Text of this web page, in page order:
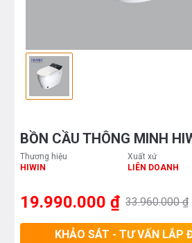
BỒN CẦU THÔNG MINH
Thương hiệu
HIWIN
Xuất xứ
LIÊN DOANH
19.990.000 ₫ 33.960.000 ₫
KHẢO SÁT - TƯ VẤN LẮP